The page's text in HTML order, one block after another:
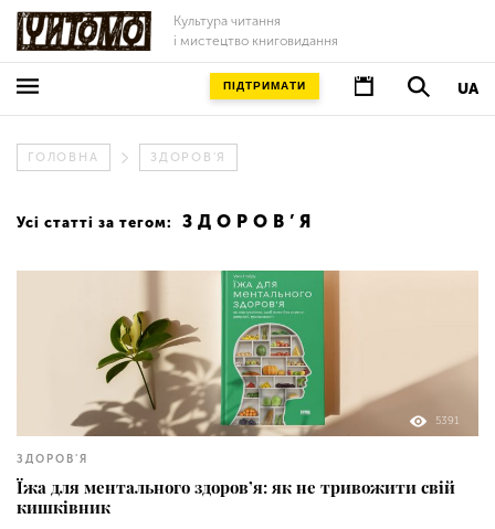
Культура читання
і мистецтво книговидання
UA
ПІДТРИМАТИ
ГОЛОВНА ЗДОРОВ'Я
Усі статті за тегом: ЗДОРОВ’Я
5391
ЗДОРОВ'Я
Їжа для ментального здоров’я: як не тривожити свій
кишківник